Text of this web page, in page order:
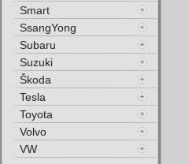
Smart
SsangYong
Subaru
Suzuki
Škoda
Tesla
Toyota
Volvo
VW